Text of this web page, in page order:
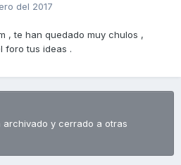
del 2017
, te han quedado muy chulos ,
foro tus ideas .
archivado y cerrado a otras